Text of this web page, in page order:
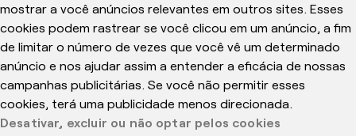
mostrar a você anúncios relevantes em outros sites. Esses
cookies podem rastrear se você clicou em um anúncio, a fim
de limitar o número de vezes que você vê um determinado
anúncio e nos ajudar assim a entender a eficácia de nossas
campanhas publicitárias. Se você não permitir esses
cookies, terá uma publicidade menos direcionada.
Desativar, excluir ou não optar pelos cookies